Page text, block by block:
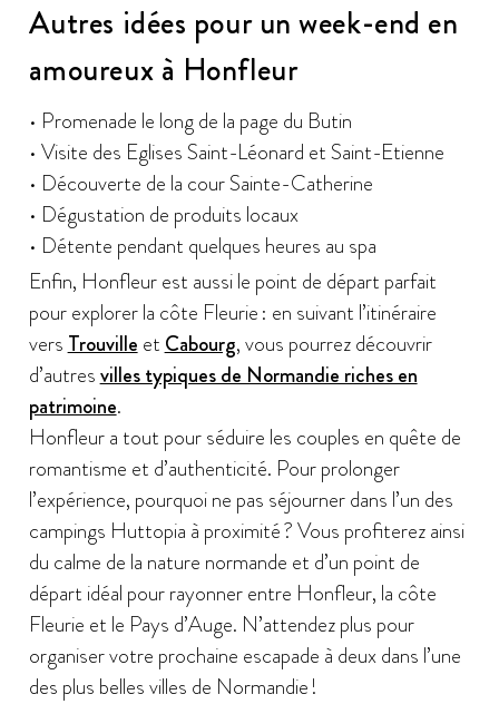
Autres idées pour un week-end en
amoureux à Honfleur
• Promenade le long de la page du Butin
• Visite des Eglises Saint-Léonard et Saint-Etienne
• Découverte de la cour Sainte-Catherine
• Dégustation de produits locaux
• Détente pendant quelques heures au spa
Enfin, Honfleur est aussi le point de départ parfait
pour explorer la côte Fleurie : en suivant l’itinéraire
vers Trouville et Cabourg, vous pourrez découvrir
d’autresvilles typiques de Normandie riches en
patrimoine.
Honfleur a tout pour séduire les couples en quête de
romantisme et d’authenticité. Pour prolonger
l’expérience, pourquoi ne pas séjourner dans l’un des
campings Huttopia à proximité ? Vous profiterez ainsi
du calme de la nature normande et d’un point de
départ idéal pour rayonner entre Honfleur, la côte
Fleurie et le Pays d’Auge. N’attendez plus pour
organiser votre prochaine escapade à deux dans l’une
des plus belles villes de Normandie !